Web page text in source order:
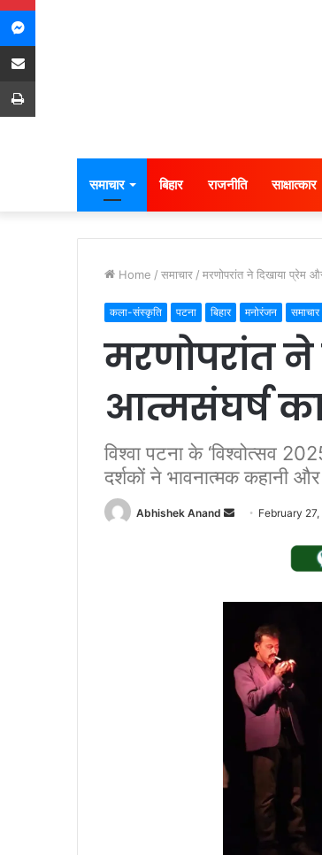
समाचार बिहार राजनीति साक्षात्कार
Home / समाचार / मरणोपरांत ने दिखाया प्रेम
कला-संस्कृति पटना बिहार मनोरंजन समाचार
मरणोपरांत ने
आत्मसंघर्ष
विश्वा पटना के ‘विश्वोत्सव
दर्शकों ने भावनात्मक कहानी
Abhishek Anand
Send February
Messenger
Share via Email